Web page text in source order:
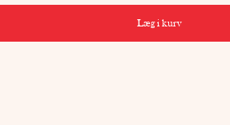
Læg i kurv